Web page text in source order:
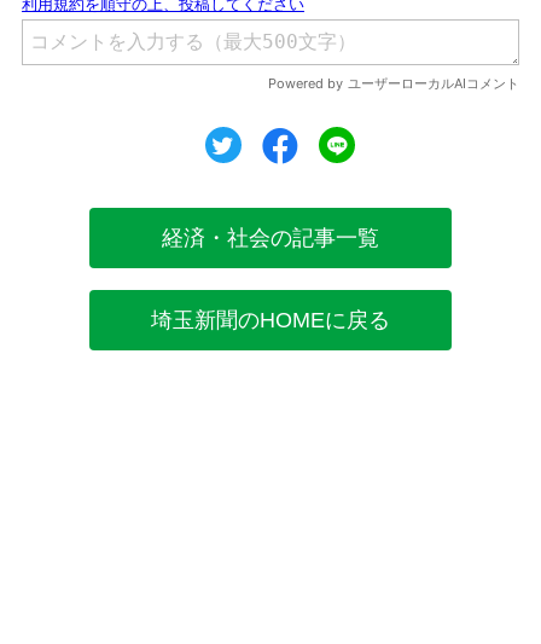
ツイートシェア
経済・社会の記事一覧
埼玉新聞のHOMEに戻る